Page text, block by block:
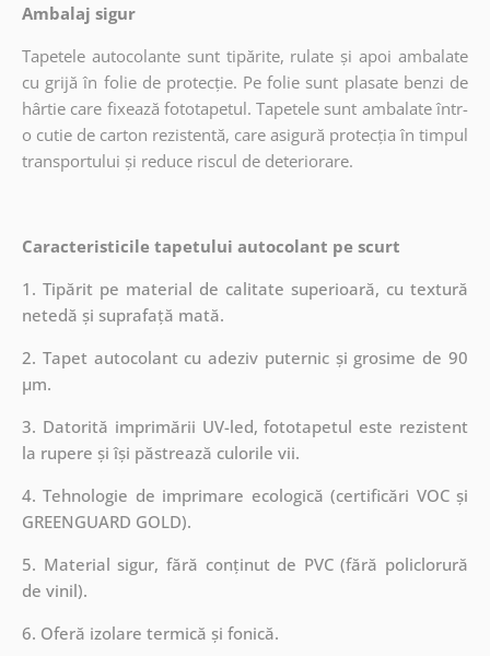
Ambalaj sigur
Tapetele autocolante sunt tipărite, rulate și apoi ambalate
cu grijă în folie de protecție. Pe folie sunt plasate benzi de
hârtie care fixează fototapetul. Tapetele sunt ambalate într-
o cutie de carton rezistentă, care asigură protecția în timpul
transportului și reduce riscul de deteriorare.
Caracteristicile tapetului autocolant pe scurt
1. Tipărit pe material de calitate superioară, cu textură
netedă și suprafață mată.
2. Tapet autocolant cu adeziv puternic și grosime de 90
µm.
3. Datorită imprimării UV-led, fototapetul este rezistent
la rupere și își păstrează culorile vii.
4. Tehnologie de imprimare ecologică (certificări VOC și
GREENGUARD GOLD).
5. Material sigur, fără conținut de PVC (fără policlorură
de vinil).
6. Oferă izolare termică și fonică.